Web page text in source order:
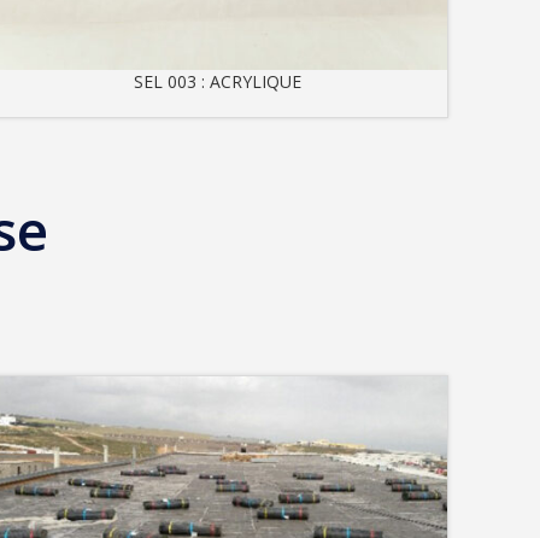
SEL 003 : ACRYLIQUE